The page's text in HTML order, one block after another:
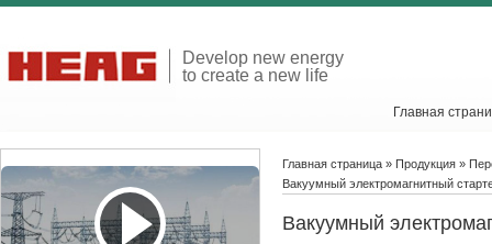
Develop new energy
to create a new life
Главная
Главная страница » Продукция »
Вакуумный электромагнитный
Вакуумный